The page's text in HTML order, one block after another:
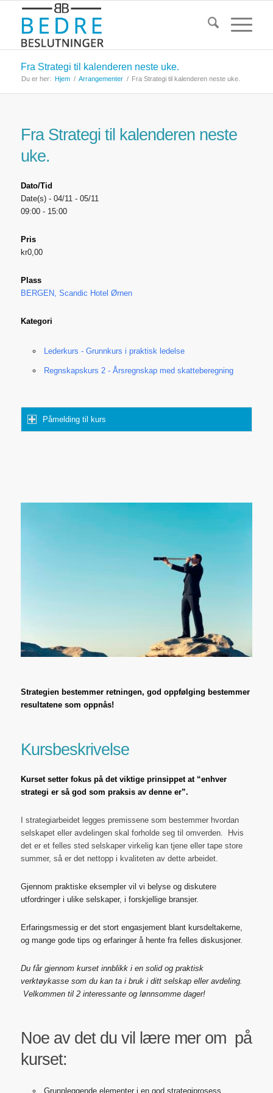
Fra Strategi til kalenderen neste uke.
Du er her: Hjem / Arrangementer / Fra Strategi til kalenderen neste uke.
Fra Strategi til kalenderen neste
uke.
Dato/Tid
Date(s) - 04/11 - 05/11
09:00 - 15:00
Pris
kr0,00
Plass
BERGEN, Scandic Hotel Ørnen
Kategori
Lederkurs - Grunnkurs i praktisk ledelse
Regnskapskurs 2 - Årsregnskap med skatteberegning
Påmelding til kurs
Strategien bestemmer retningen, god oppfølging bestemmer
resultatene som oppnås!
Kursbeskrivelse
Kurset setter fokus på det viktige prinsippet at “enhver
strategi er så god som praksis av denne er”.
I strategiarbeidet legges premissene som bestemmer hvordan
selskapet eller avdelingen skal forholde seg til omverden. Hvis
det er et felles sted selskaper virkelig kan tjene eller tape store
summer, så er det nettopp i kvaliteten av dette arbeidet.
Gjennom praktiske eksempler vil vi belyse og diskutere
utfordringer i ulike selskaper, i forskjellige bransjer.
Erfaringsmessig er det stort engasjement blant kursdeltakerne,
og mange gode tips og erfaringer å hente fra felles diskusjoner.
Du får gjennom kurset innblikk i en solid og praktisk
verktøykasse som du kan ta i bruk i ditt selskap eller avdeling.
Velkommen til 2 interessante og lønnsomme dager!
Noe av det du vil lære mer om på
kurset:
Grunnleggende elementer i en god strategiprosess.